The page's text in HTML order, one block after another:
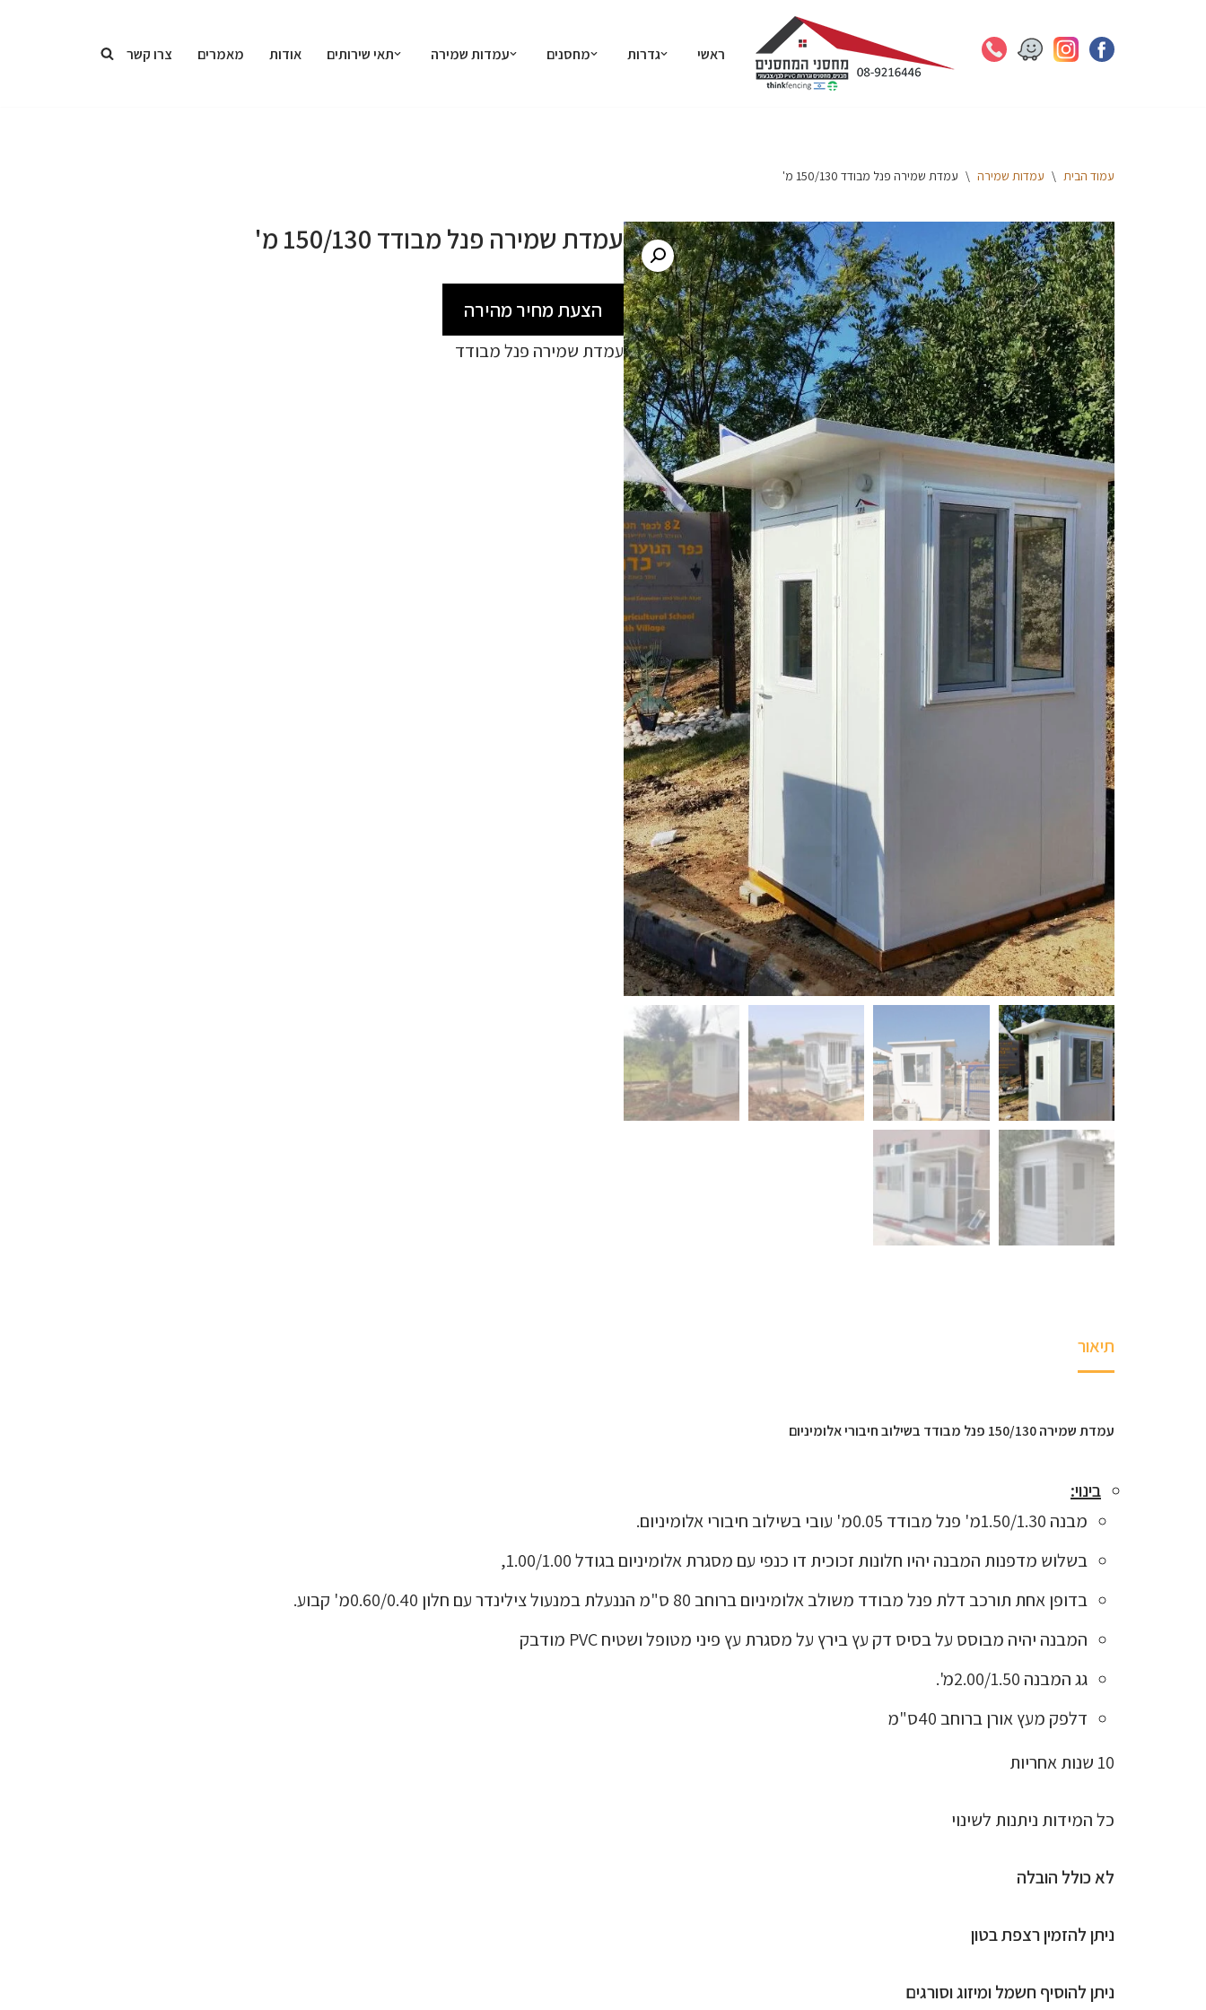
ראשי גדרות מחסנים עמדות שמירה תאי שירותים אודות מאמרים צרו קשר
עמוד הבית \ עמדות שמירה \ עמדת שמירה פנל מבודד 150/130 מ'
עמדת שמירה פנל מבודד 150/130 מ'
הצעת מחיר מהירה
עמדת שמירה פנל מבודד
תיאור
עמדת שמירה 150/130 פנל מבודד בשילוב חיבורי אלומיניום
בינוי:
מבנה 1.50/1.30מ' פנל מבודד 0.05מ' עובי בשילוב חיבורי אלומיניום.
בשלוש מדפנות המבנה יהיו חלונות זכוכית דו כנפי עם מסגרת אלומיניום בגודל 1.00/1.00,
בדופן אחת תורכב דלת פנל מבודד משולב אלומיניום ברוחב 80 ס"מ הננעלת במנעול צילינדר עם חלון 0.60/0.40מ' קבוע.
המבנה יהיה מבוסס על בסיס דק עץ בירץ על מסגרת עץ פיני מטופל ושטיח PVC מודבק
גג המבנה 2.00/1.50מ'.
דלפק מעץ אורן ברוחב 40ס"מ
10 שנות אחריות
כל המידות ניתנות לשינוי
לא כולל הובלה
ניתן להזמין רצפת בטון
ניתן להוסיף חשמל ומיזוג וסורגים